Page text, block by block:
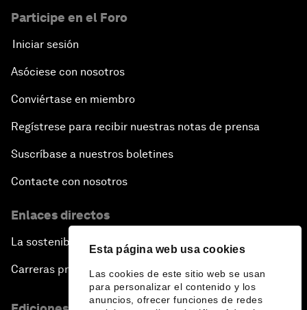
Esta página web usa cookies
Las cookies de este sitio web se usan
para personalizar el contenido y los
anuncios, ofrecer funciones de redes
Participe en el Foro
Iniciar sesión
Asóciese con nosotros
Conviértase en miembro
Regístrese para recibir nuestras notas de prensa
Suscríbase a nuestros boletines
Contacte con nosotros
Enlaces directos
La sostenibilidad en el Foro
Carreras profesionales